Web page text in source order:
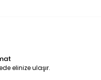
elinize ulaşır.